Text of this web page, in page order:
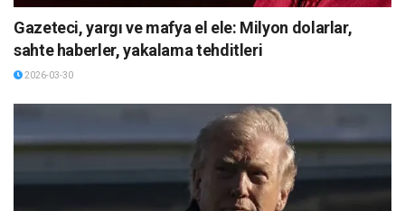
Gazeteci, yargı ve mafya el ele: Milyon dolarlar,
sahte haberler, yakalama tehditleri
2026-03-30